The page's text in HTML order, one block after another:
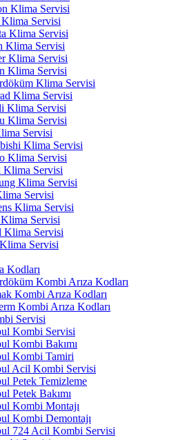
Klima Servisi
Servisi
Klima Servisi
Klima Servisi
Klima Servisi
Klima Servisi
Klima Servisi
Klima Servisi
Klima Servisi
Klima Servisi
Servisi
Klima Servisi
Klima Servisi
Klima Servisi
Klima Servisi
Servisi
Klima Servisi
Servisi
Klima Servisi
Servisi
Kodları
Kombi Arıza Kodları
Kombi Arıza Kodları
Kombi Arıza Kodları
Servisi
Kombi Servisi
Kombi Bakımı
Kombi Tamiri
Acil Kombi Servisi
Petek Temizleme
Petek Bakımı
Kombi Montajı
Kombi Demontajı
724 Acil Kombi Servisi